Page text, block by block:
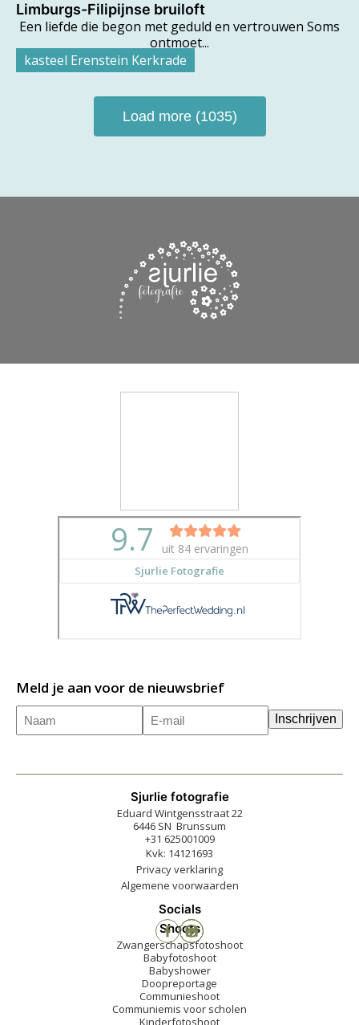
Limburgs-­Filipijnse bruiloft
Een liefde die begon met geduld en vertrouwen Soms
ontmoet...
kasteel Erenstein Kerkrade
Load more (1035)
Meld je aan voor de nieuwsbrief
Naam
E-
mailadres(Vereist)
Inschrijven
Sjurlie fotografie
Eduard Wintgensstraat 22
6446 SN Brunssum
+31 625001009
Kvk: 14121693
Privacy verklaring
Algemene voorwaarden
Socials
Shoots
Zwangerschapsfotoshoot
Babyfotoshoot
Babyshower
Doopreportage
Communieshoot
Communiemis voor scholen
Kinderfotoshoot